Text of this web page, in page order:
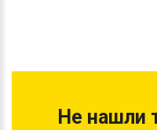
Не нашли